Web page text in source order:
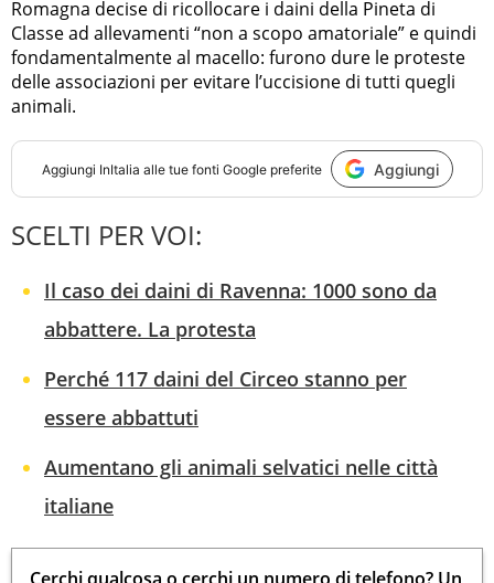
Romagna decise di ricollocare i daini della Pineta di
Classe ad allevamenti “non a scopo amatoriale” e quindi
fondamentalmente al macello: furono dure le proteste
delle associazioni per evitare l’uccisione di tutti quegli
animali.
Aggiungi InItalia alle tue fonti Google preferite Aggiungi
SCELTI PER VOI:
Il caso dei daini di Ravenna: 1000 sono da
abbattere. La protesta
Perché 117 daini del Circeo stanno per
essere abbattuti
Aumentano gli animali selvatici nelle città
italiane